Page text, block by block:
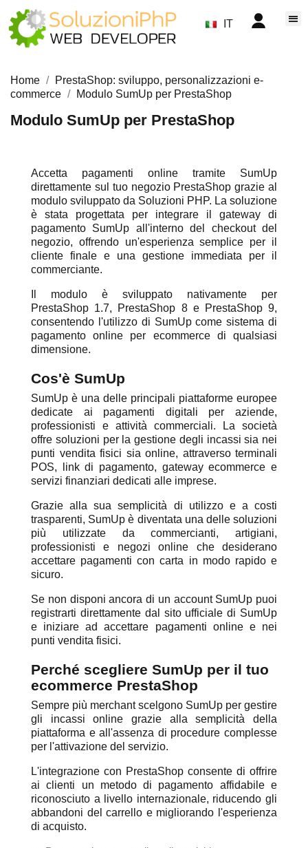
IT
Home
PrestaShop: sviluppo, personalizzazioni e-
commerce
Modulo SumUp per PrestaShop
Modulo SumUp per PrestaShop
Accetta pagamenti online tramite SumUp
direttamente sul tuo negozio PrestaShop grazie al
modulo sviluppato da Soluzioni PHP. La soluzione
è stata progettata per integrare il gateway di
pagamento SumUp all'interno del checkout del
negozio, offrendo un'esperienza semplice per il
cliente finale e una gestione immediata per il
commerciante.
Il modulo è sviluppato nativamente per
PrestaShop 1.7, PrestaShop 8 e PrestaShop 9,
consentendo l'utilizzo di SumUp come sistema di
pagamento online per ecommerce di qualsiasi
dimensione.
Cos'è SumUp
SumUp è una delle principali piattaforme europee
dedicate ai pagamenti digitali per aziende,
professionisti e attività commerciali. La società
offre soluzioni per la gestione degli incassi sia nei
punti vendita fisici sia online, attraverso terminali
POS, link di pagamento, gateway ecommerce e
servizi finanziari dedicati alle imprese.
Grazie alla sua semplicità di utilizzo e a costi
trasparenti, SumUp è diventata una delle soluzioni
più utilizzate da commercianti, artigiani,
professionisti e negozi online che desiderano
accettare pagamenti con carta in modo rapido e
sicuro.
Se non disponi ancora di un account SumUp puoi
registrarti direttamente dal sito ufficiale di SumUp
e iniziare ad accettare pagamenti online e nei
punti vendita fisici.
Perché scegliere SumUp per il tuo
ecommerce PrestaShop
Sempre più merchant scelgono SumUp per gestire
gli incassi online grazie alla semplicità della
piattaforma e all'assenza di procedure complesse
per l'attivazione del servizio.
L'integrazione con PrestaShop consente di offrire
ai clienti un metodo di pagamento affidabile e
riconosciuto a livello internazionale, riducendo gli
abbandoni del carrello e migliorando l'esperienza
di acquisto.